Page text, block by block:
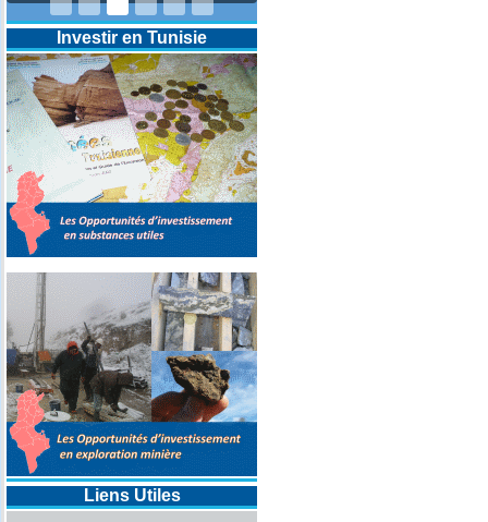
Investir en Tunisie
Liens Utiles